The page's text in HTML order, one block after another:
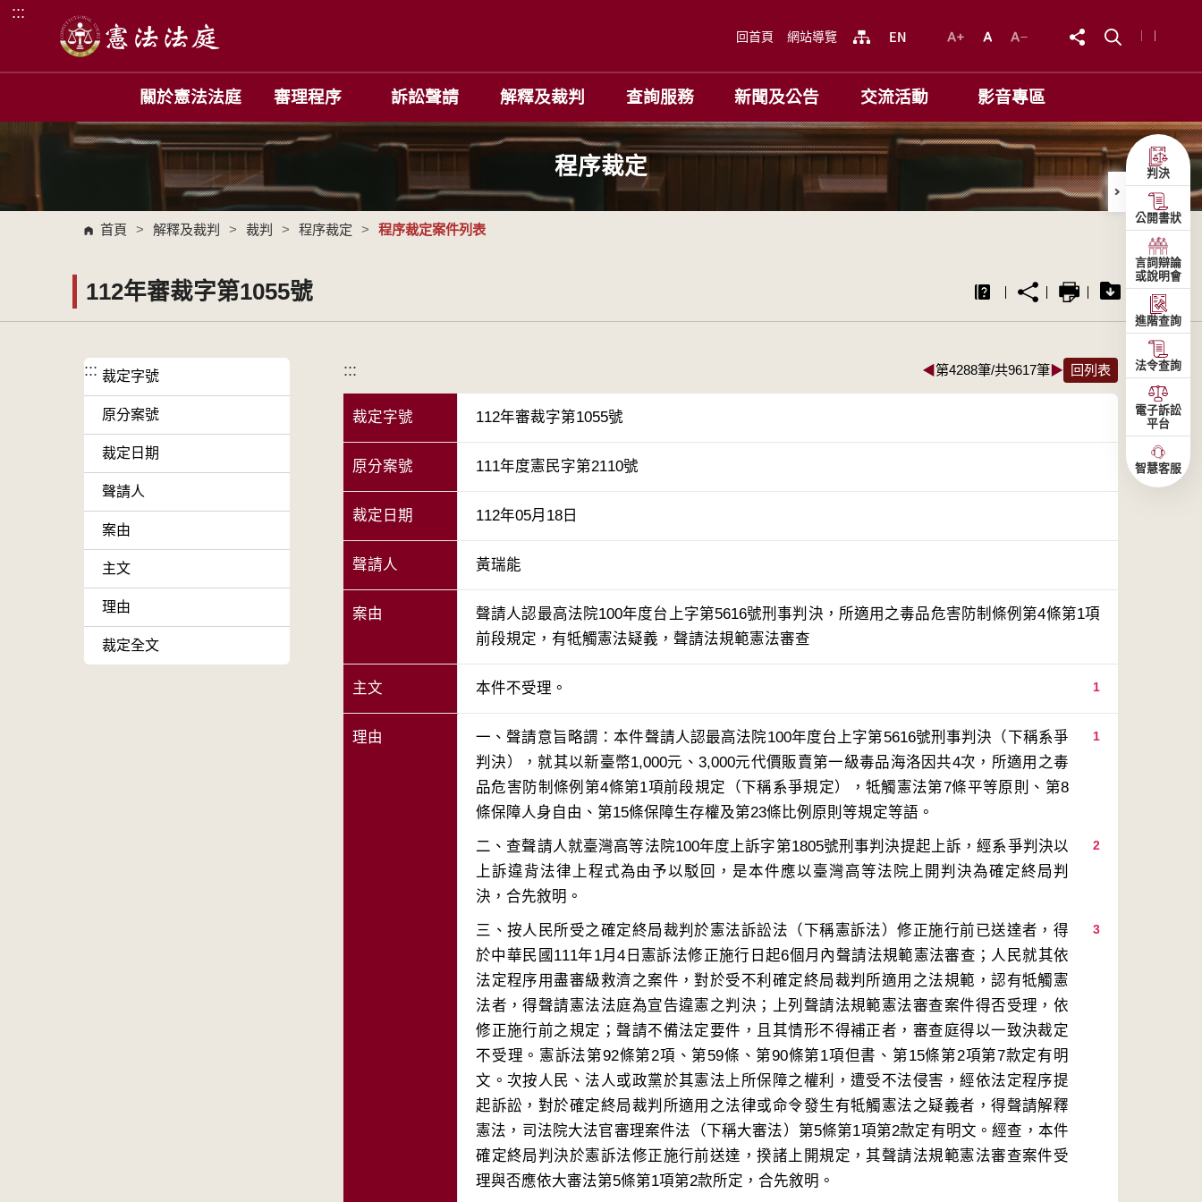
跳到主要內容區塊
:::
回首頁 網站導覽
關於憲法法庭 審理程序 訴訟聲請 解釋及裁判 查詢服務 新聞及公告 交流活動 影音專區
程序裁定
首頁 > 解釋及裁判 > 裁判 > 程序裁定 > 程序裁定案件列表
112年審裁字第1055號
::: 裁定字號
原分案號
裁定日期
聲請人
案由
主文
理由
裁定全文
::: ◀第4288筆/共9617筆▶ 回列表
裁定字號 112年審裁字第1055號
原分案號 111年度憲民字第2110號
裁定日期 112年05月18日
聲請人 黃瑞能
案由
聲請人認最高法院100年度台上字第5616號刑事判決，所適用之毒品危害防制條例第4條第1項
前段規定，有牴觸憲法疑義，聲請法規範憲法審查
主文 1
本件不受理。
理由 1
一、聲請意旨略謂：本件聲請人認最高法院100年度台上字第5616號刑事判決（下稱系爭
判決），就其以新臺幣1,000元、3,000元代價販賣第一級毒品海洛因共4次，所適用之毒
品危害防制條例第4條第1項前段規定（下稱系爭規定），牴觸憲法第7條平等原則、第8
2
二、查聲請人就臺灣高等法院100年度上訴字第1805號刑事判決提起上訴，經系爭判決以
上訴違背法律上程式為由予以駁回，是本件應以臺灣高等法院上開判決為確定終局判
3
三、按人民所受之確定終局裁判於憲法訴訟法（下稱憲訴法）修正施行前已送達者，得
於中華民國111年1月4日憲訴法修正施行日起6個月內聲請法規範憲法審查；人民就其依
法定程序用盡審級救濟之案件，對於受不利確定終局裁判所適用之法規範，認有牴觸憲
法者，得聲請憲法法庭為宣告違憲之判決；上列聲請法規範憲法審查案件得否受理，依
修正施行前之規定；聲請不備法定要件，且其情形不得補正者，審查庭得以一致決裁定
不受理。憲訴法第92條第2項、第59條、第90條第1項但書、第15條第2項第7款定有明
文。次按人民、法人或政黨於其憲法上所保障之權利，遭受不法侵害，經依法定程序提
起訴訟，對於確定終局裁判所適用之法律或命令發生有牴觸憲法之疑義者，得聲請解釋
憲法，司法院大法官審理案件法（下稱大審法）第5條第1項第2款定有明文。經查，本件
確定終局判決於憲訴法修正施行前送達，揆諸上開規定，其聲請法規範憲法審查案件受
判決
公開書狀
言詞辯論
或說明會
進階查詢
法令查詢
電子訴訟
平台
智慧客服